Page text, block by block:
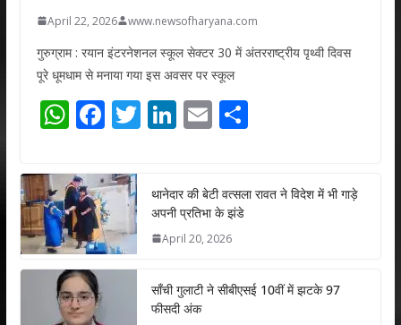
April 22, 2026 www.newsofharyana.com
गुरुग्राम : रयान इंटरनेशनल स्कूल सेक्टर 30 में अंतरराष्ट्रीय पृथ्वी दिवस
पूरे धूमधाम से मनाया गया इस अवसर पर स्कूल
W
at
s
A
p
p
F
e
b
o
o
T
er
Li
e
dI
E
l
S
e
थानेदार की बेटी वत्सला रावत ने विदेश में भी गाड़े
अपनी प्रतिभा के झंडे
April 20, 2026
साँची गुलाटी ने सीबीएसई 10वीं में झटके 97
फीसदी अंक